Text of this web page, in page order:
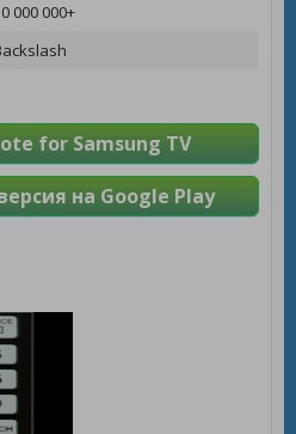
000 000+
for Samsung TV
на Google Play